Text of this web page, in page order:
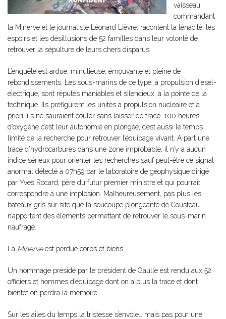
vaisseau
commandant
la Minerve et le journaliste Léonard Lièvre, racontent la ténacité, les
espoirs et les désillusions de 52 familles dans leur volonté de
retrouver la sépulture de leurs chers disparus.
L’enquête est ardue, minutieuse, émouvante et pleine de
rebondissements. Les sous-marins de ce type, à propulsion diesel-
électrique, sont réputés maniables et silencieux, à la pointe de la
technique. Ils préfigurent les unités à propulsion nucléaire et à
priori, ils ne sauraient couler sans laisser de trace. 100 heures
d’oxygène c’est leur autonomie en plongée, c’est aussi le temps
limité de la recherche pour retrouver l’équipage vivant. A part une
trace d’hydrocarbures dans une zone improbable, il n’y a aucun
indice sérieux pour orienter les recherches sauf peut-être ce signal
anormal détecté à 07h59 par le laboratoire de géophysique dirigé
par Yves Rocard, père du futur premier ministre et qui pourrait
correspondre à une implosion. Malheureusement, pas plus les
bateaux gris sur site que la soucoupe plongeante de Cousteau
n’apportent des éléments permettant de retrouver le sous-marin
naufragé.
La Minerveest perdue corps et biens.
Un hommage présidé par le président de Gaulle est rendu aux 52
officiers et hommes d’équipage dont on a plus la trace et dont
bientôt on perdra la mémoire.
Sur les ailes du temps la tristesse s’envole… mais pas pour une